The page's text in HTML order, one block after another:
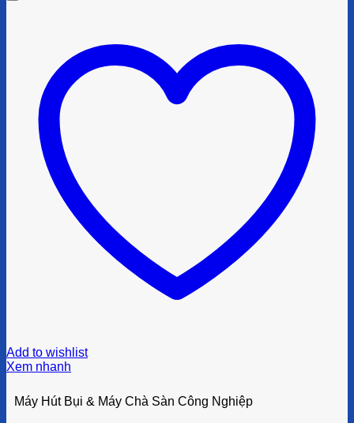
Add to wishlist
Xem nhanh
Máy Hút Bụi & Máy Chà Sàn Công Nghiệp